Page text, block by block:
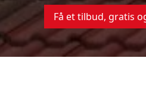
Få et tilbud, gratis